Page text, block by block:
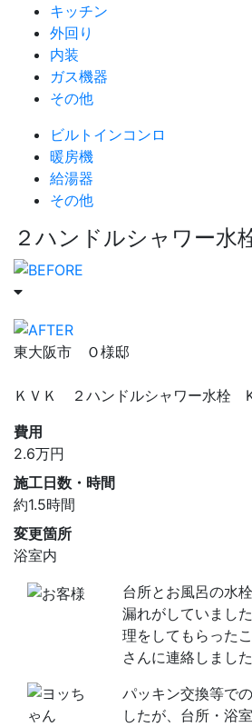
キッチン
外回り
内装
ガス機器
その他
ビルトインコンロ
暖房機
給湯器
その他
２ハンドルシャワー水
東大阪市 Ｏ様邸
ＫＶＫ ２ハンドルシャワー水栓
費用
2.6万円
施工日数・時間
約1.5時間
変更箇所
浴室内
台所とお風呂の水
漏れがしていまし
理をしてもらった
さんに連絡しました
パッキン交換等で
したが、台所・浴